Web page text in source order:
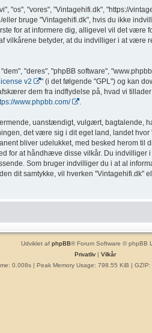
"os", "vores", "Vintagehifi.dk", "https://
bruge "Vintagehifi.dk", hvis du ikke
for at informere dig, alligevel vil det være
vilkårene betyder, at du indvilliger i at være
"deres", "phpBB software",
v2 " (i det følgende "GPL") og kan
dem fra indflydelse på, hvad vi
www.phpbb.com/ .
uanstændigt, vulgært, bagtalende,
det være sig i dit eget land, landet
bliver udelukket, med besked herom til
for at håndhæve disse vilkår. Du indvilliger
Som bruger indvilliger du i at al
dit samtykke, vil hverken "Vintagehifi.dk"
Udviklet af phpBB® Forum Software © phpBB
Privatliv| Vilkår
0.008s| Peak Memory Usage: 798.55 KiB | GZIP: